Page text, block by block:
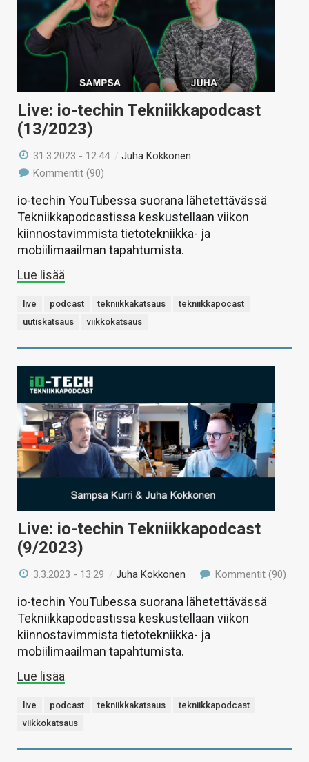
Live: io-techin Tekniikkapodcast
(13/2023)
31.3.2023 - 12:44 /Juha Kokkonen
Kommentit (90)
io-techin YouTubessa suorana lähetettävässä
Tekniikkapodcastissa keskustellaan viikon
kiinnostavimmista tietotekniikka- ja
mobiilimaailman tapahtumista.
Lue lisää
live podcast tekniikkakatsaus
tekniikkapocast
uutiskatsaus
viikkokatsaus
Live: io-techin Tekniikkapodcast
(9/2023)
3.3.2023 - 13:29 /Juha Kokkonen Kommentit (90)
io-techin YouTubessa suorana lähetettävässä
Tekniikkapodcastissa keskustellaan viikon
kiinnostavimmista tietotekniikka- ja
mobiilimaailman tapahtumista.
Lue lisää
live podcast tekniikkakatsaus
tekniikkapodcast
viikkokatsaus